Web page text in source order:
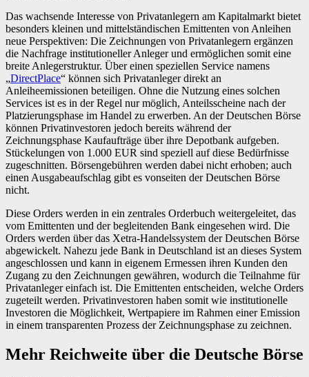
Das wachsende Interesse von Privatanlegern am Kapitalmarkt bietet
besonders kleinen und mittelständischen Emittenten von Anleihen
neue Perspektiven: Die Zeichnungen von Privatanlegern ergänzen
die Nachfrage institutioneller Anleger und ermöglichen somit eine
breite Anlegerstruktur. Über einen speziellen Service namens
„DirectPlace“ können sich Privatanleger direkt an
Anleiheemissionen beteiligen. Ohne die Nutzung eines solchen
Services ist es in der Regel nur möglich, Anteilsscheine nach der
Platzierungsphase im Handel zu erwerben. An der Deutschen Börse
können Privatinvestoren jedoch bereits während der
Zeichnungsphase Kaufaufträge über ihre Depotbank aufgeben.
Stückelungen von 1.000 EUR sind speziell auf diese Bedürfnisse
zugeschnitten. Börsengebühren werden dabei nicht erhoben; auch
einen Ausgabeaufschlag gibt es vonseiten der Deutschen Börse
nicht.
Diese Orders werden in ein zentrales Orderbuch weitergeleitet, das
vom Emittenten und der begleitenden Bank eingesehen wird. Die
Orders werden über das Xetra-Handelssystem der Deutschen Börse
abgewickelt. Nahezu jede Bank in Deutschland ist an dieses System
angeschlossen und kann in eigenem Ermessen ihren Kunden den
Zugang zu den Zeichnungen gewähren, wodurch die Teilnahme für
Privatanleger einfach ist. Die Emittenten entscheiden, welche Orders
zugeteilt werden. Privatinvestoren haben somit wie institutionelle
Investoren die Möglichkeit, Wertpapiere im Rahmen einer Emission
in einem transparenten Prozess der Zeichnungsphase zu zeichnen.
Mehr Reichweite über die Deutsche Börse